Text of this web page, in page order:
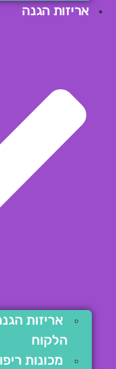
אריזות הגנה
אריזות
הלקוח
מכונות